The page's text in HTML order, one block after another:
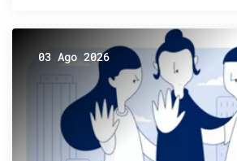
03 Ago 2026